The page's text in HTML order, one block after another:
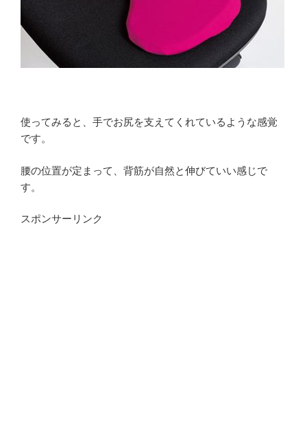
使ってみると、手でお尻を支えてくれているような感覚
です。
腰の位置が定まって、背筋が自然と伸びていい感じで
す。
スポンサーリンク